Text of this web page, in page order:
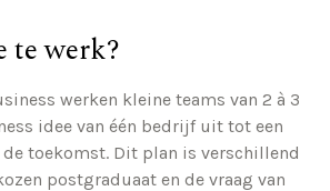
te werk?
werken kleine teams van 2 à 3
idee van één bedrijf uit tot een
toekomst. Dit plan is verschillend
postgraduaat en de vraag van